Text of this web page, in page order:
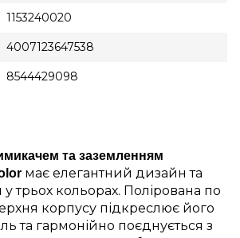
1153240020
4007123647538
8544429098
та заземленням
має елегантний дизайн та
трьох кольорах. Полірована по
корпусу підкреслює його
та гармонійно поєднується з